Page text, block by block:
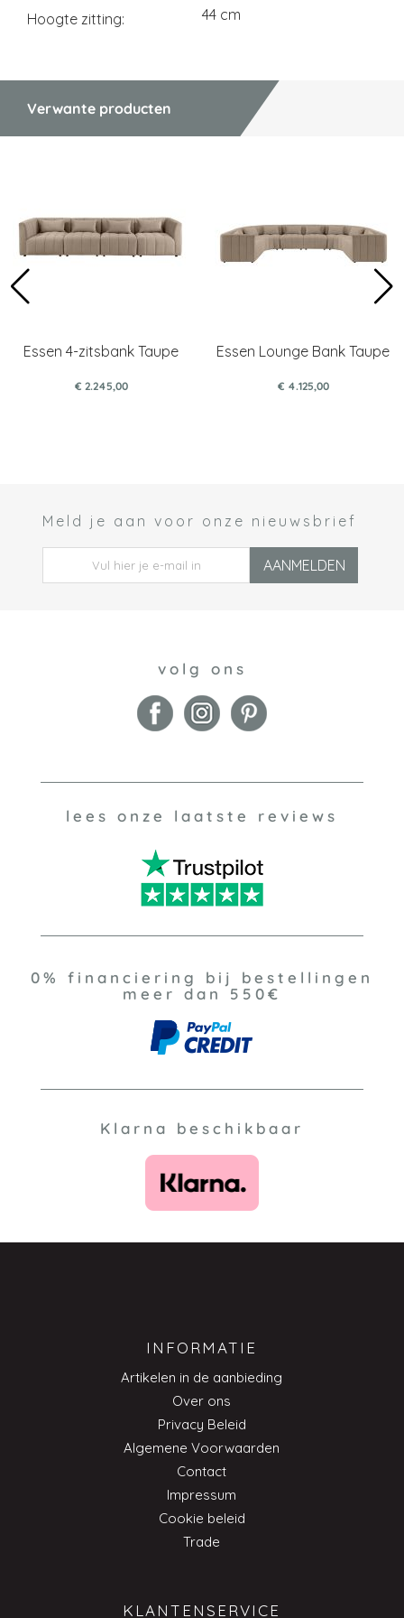
Hoogte zitting 44 cm
Verwante producten
Essen 4-zitsbank Taupe
€ 2.245,00
Essen Lounge Bank Taupe
€ 4.125,00
Meld je aan voor onze nieuwsbrief
AANMELDEN
volg ons
lees onze laatste reviews
0% financiering bij bestellingen
meer dan 550€
Klarna beschikbaar
INFORMATIE
Artikelen in de aanbieding
Over ons
Privacy Beleid
Algemene Voorwaarden
Contact
Impressum
Cookie beleid
Trade
KLANTENSERVICE